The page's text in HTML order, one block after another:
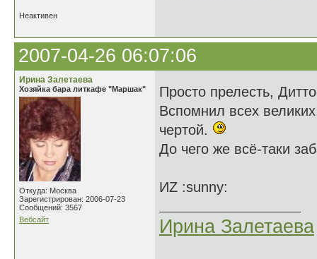
Неактивен
2007-04-26 06:07:06
Ирина Залетаева
Хозяйка бара литкафе "Маршак"
Откуда: Москва
Зарегистрирован: 2006-07-23
Сообщений: 3567
Вебсайт
Просто прелесть,
Вспомнил всех
чертой.
До чего же всё-таки
ИZ :sunny:
Ирина Залетаева